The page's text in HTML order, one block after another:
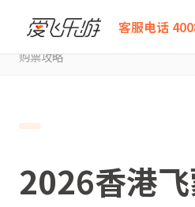
客服电话
爱飞乐游
2026香港飞蒙彼利埃团队机票白皮
购票攻略
2026香港